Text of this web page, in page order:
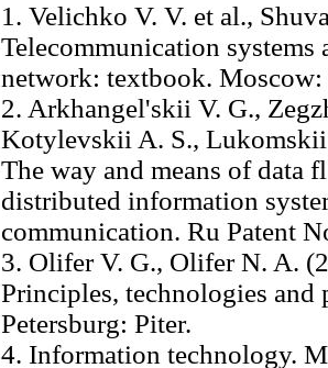
1. Velichko V. V. et al.,
Telecommunication
network: textbook.
2. Arkhangel'skii V. G.,
Kotylevskii A. S.,
The way and means of data
distributed information
communication. Ru Patent
3. Olifer V. G., Olifer N. A.
Principles, technologies and
Petersburg: Piter.
4. Information technology.